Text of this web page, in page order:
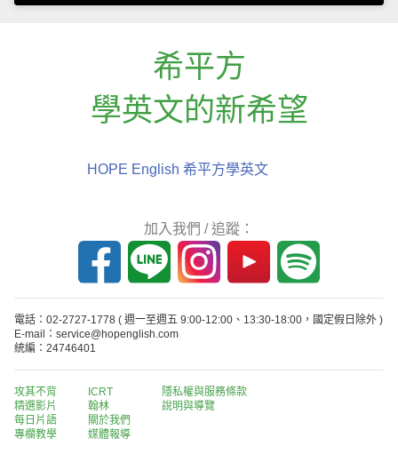
希平方
學英文的新希望
HOPE English 希平方學英文
加入我們 / 追蹤：
電話：02-2727-1778 ( 週一至週五 9:00-12:00、13:30-18:00，國定假日除外 )
E-mail：service@hopenglish.com
統編：24746401
攻其不背
精選影片
每日片語
專欄教學
ICRT
翰林
關於我們
媒體報導
隱私權與服務條款
說明與導覽